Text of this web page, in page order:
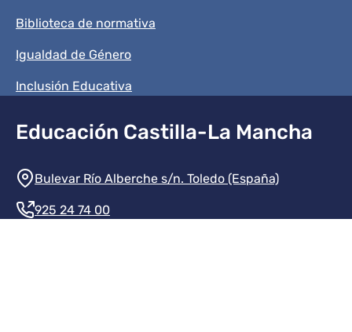
Biblioteca de normativa
Igualdad de Género
Inclusión Educativa
Educación Castilla-La Mancha
Información de la institución
Bulevar Río Alberche s/n. Toledo (España)
925 24 74 00